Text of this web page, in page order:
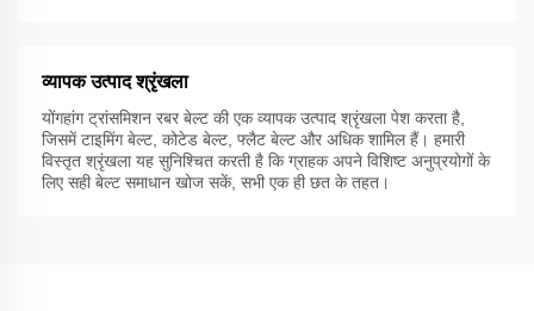
व्यापक उत्पाद श्रृंखला
योंगहांग ट्रांसमिशन रबर बेल्ट की एक व्यापक उत्पाद श्रृंखला पेश करता है,
जिसमें टाइमिंग बेल्ट, कोटेड बेल्ट, फ्लैट बेल्ट और अधिक शामिल हैं। हमारी
विस्तृत श्रृंखला यह सुनिश्चित करती है कि ग्राहक अपने विशिष्ट अनुप्रयोगों के
लिए सही बेल्ट समाधान खोज सकें, सभी एक ही छत के तहत।